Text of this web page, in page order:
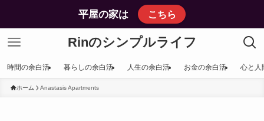
平屋の家は こちら
Rinのシンプルライフ
時間の余白活 暮らしの余白活 人生の余白活 お金の余白活 心と人
ホーム Anastasis Apartments